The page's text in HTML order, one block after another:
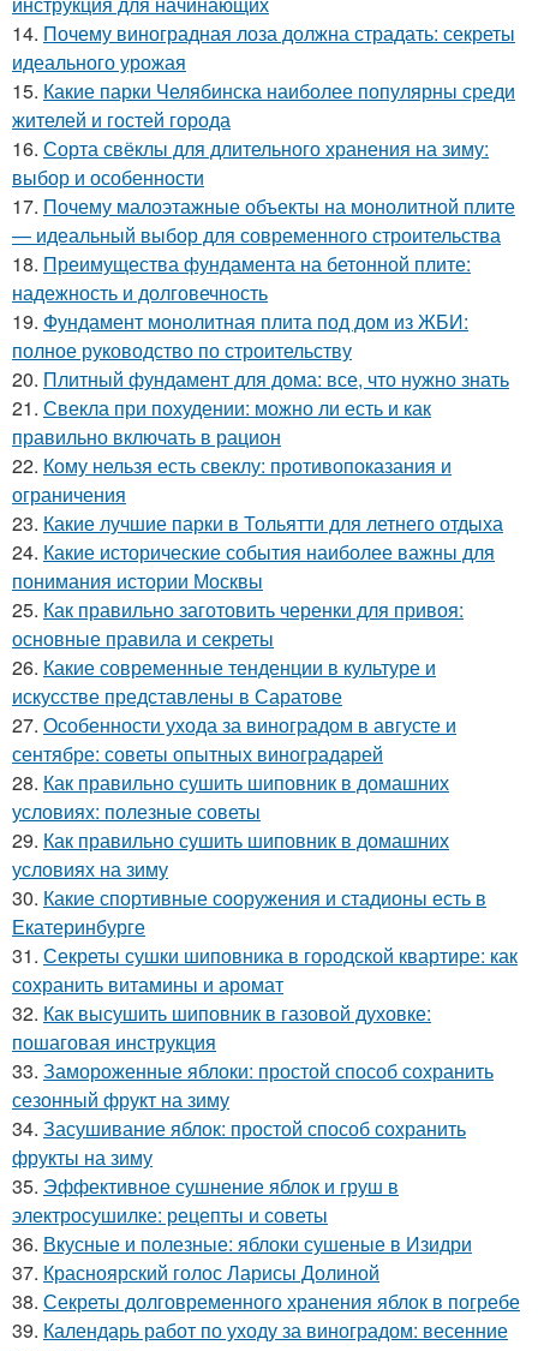
14. Почему виноградная лоза должна страдать: секреты
идеального урожая
15. Какие парки Челябинска наиболее популярны среди
жителей и гостей города
16. Сорта свёклы для длительного хранения на зиму:
выбор и особенности
17. Почему малоэтажные объекты на монолитной плите
— идеальный выбор для современного строительства
18. Преимущества фундамента на бетонной плите:
надежность и долговечность
19. Фундамент монолитная плита под дом из ЖБИ:
полное руководство по строительству
20. Плитный фундамент для дома: все, что нужно знать
21. Свекла при похудении: можно ли есть и как
правильно включать в рацион
22. Кому нельзя есть свеклу: противопоказания и
ограничения
23. Какие лучшие парки в Тольятти для летнего отдыха
24. Какие исторические события наиболее важны для
понимания истории Москвы
25. Как правильно заготовить черенки для привоя:
основные правила и секреты
26. Какие современные тенденции в культуре и
искусстве представлены в Саратове
27. Особенности ухода за виноградом в августе и
сентябре: советы опытных виноградарей
28. Как правильно сушить шиповник в домашних
условиях: полезные советы
29. Как правильно сушить шиповник в домашних
условиях на зиму
30. Какие спортивные сооружения и стадионы есть в
Екатеринбурге
31. Секреты сушки шиповника в городской квартире: как
сохранить витамины и аромат
32. Как высушить шиповник в газовой духовке:
пошаговая инструкция
33. Замороженные яблоки: простой способ сохранить
сезонный фрукт на зиму
34. Засушивание яблок: простой способ сохранить
фрукты на зиму
35. Эффективное сушнение яблок и груш в
электросушилке: рецепты и советы
36. Вкусные и полезные: яблоки сушеные в Изидри
37. Красноярский голос Ларисы Долиной
38. Секреты долговременного хранения яблок в погребе
39. Календарь работ по уходу за виноградом: весенние